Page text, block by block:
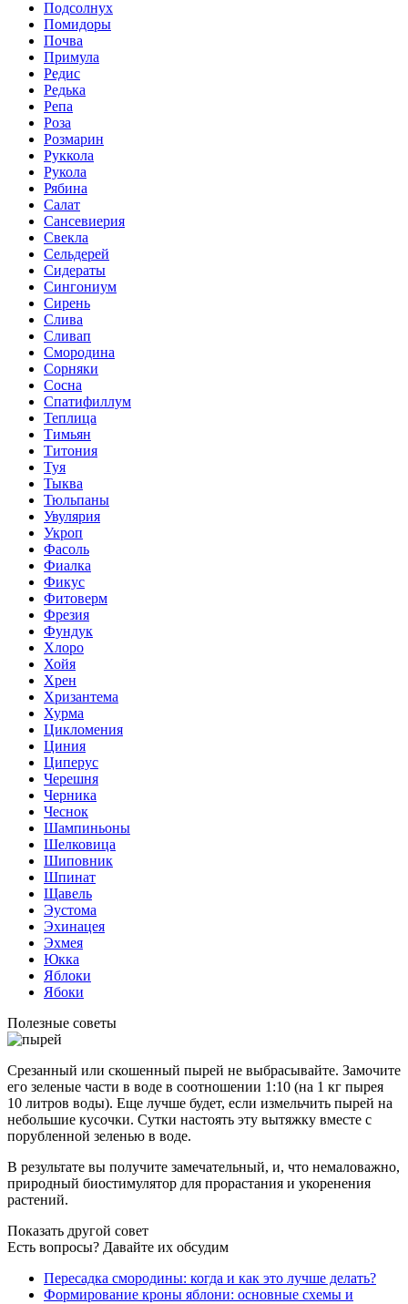
Подсолнух
Помидоры
Почва
Примула
Редис
Редька
Репа
Роза
Розмарин
Руккола
Рукола
Рябина
Салат
Сансевиерия
Свекла
Сельдерей
Сидераты
Сингониум
Сирень
Слива
Сливап
Смородина
Сорняки
Сосна
Спатифиллум
Теплица
Тимьян
Титония
Туя
Тыква
Тюльпаны
Увулярия
Укроп
Фасоль
Фиалка
Фикус
Фитоверм
Фрезия
Фундук
Хлоро
Хойя
Хрен
Хризантема
Хурма
Цикломения
Циния
Циперус
Черешня
Черника
Чеснок
Шампиньоны
Шелковица
Шиповник
Шпинат
Щавель
Эустома
Эхинацея
Эхмея
Юкка
Яблоки
Ябоки
Полезные советы
Срезанный или скошенный пырей не выбрасывайте. Замочите
его зеленые части в воде в соотношении 1:10 (на 1 кг пырея
10 литров воды). Еще лучше будет, если измельчить пырей на
небольшие кусочки. Сутки настоять эту вытяжку вместе с
порубленной зеленью в воде.
В результате вы получите замечательный, и, что немаловажно,
природный биостимулятор для прорастания и укоренения
растений.
Показать другой совет
Есть вопросы? Давайте их обсудим
Пересадка смородины: когда и как это лучше делать?
Формирование кроны яблони: основные схемы и